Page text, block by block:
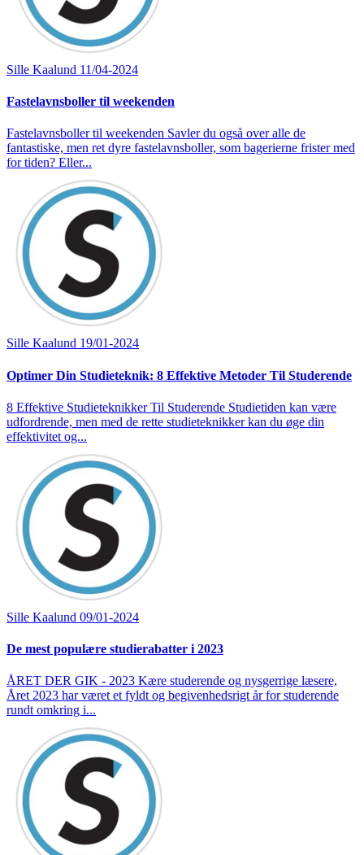
Sille Kaalund 11/04-2024
Fastelavnsboller til weekenden
Fastelavnsboller til weekenden Savler du også over alle de
fantastiske, men ret dyre fastelavnsboller, som bagerierne frister med
for tiden? Eller...
Sille Kaalund 19/01-2024
Optimer Din Studieteknik: 8 Effektive Metoder Til Studerende
8 Effektive Studieteknikker Til Studerende Studietiden kan være
udfordrende, men med de rette studieteknikker kan du øge din
effektivitet og...
Sille Kaalund 09/01-2024
De mest populære studierabatter i 2023
ÅRET DER GIK - 2023 Kære studerende og nysgerrige læsere,
Året 2023 har været et fyldt og begivenhedsrigt år for studerende
rundt omkring i...